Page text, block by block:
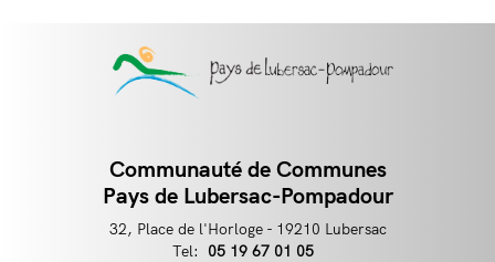
Contact
Communauté de Communes
Pays de Lubersac-Pompadour
32, Place de l'Horloge - 19210 Lubersac
Tel:
Téléphone
05 19 67 01 05